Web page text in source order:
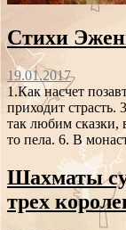
Стихи
19.01.2017
1.Как насчет
приходит
так любим сказки,
то пела. 6. В
Шахматы
трех